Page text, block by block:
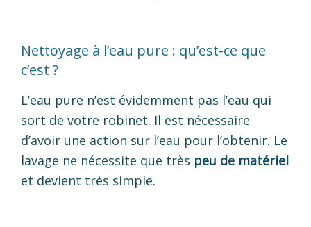
Nettoyage à l’eau pure : qu’est-ce que
c’est ?
L’eau pure n’est évidemment pas l’eau qui
sort de votre robinet. Il est nécessaire
d’avoir une action sur l’eau pour l’obtenir. Le
lavage ne nécessite que très peu de matériel
et devient très simple.